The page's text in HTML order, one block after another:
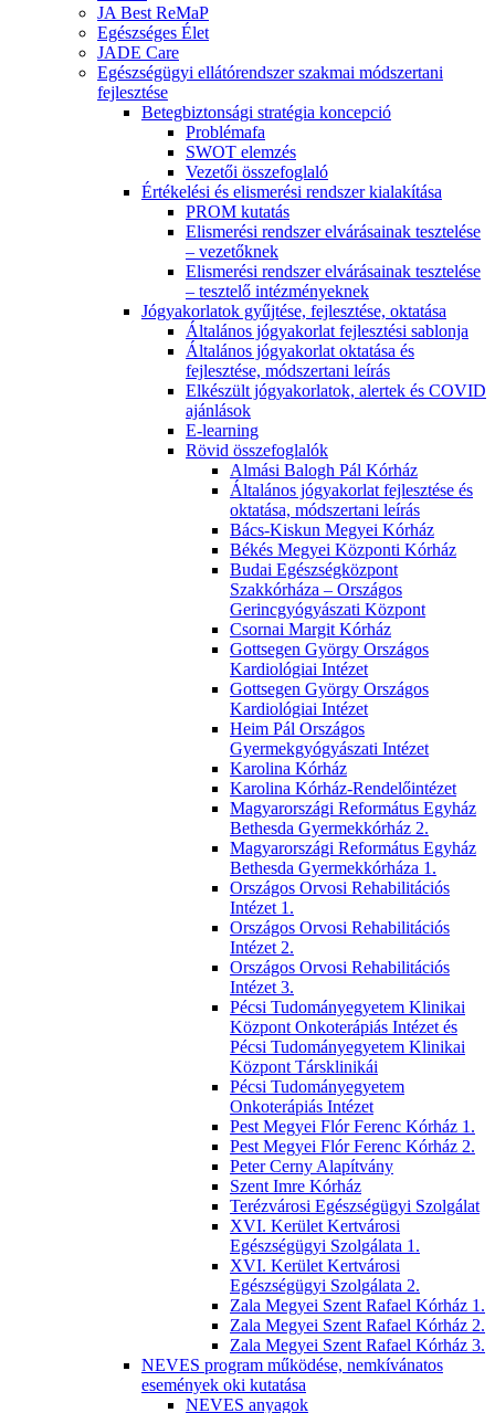
JA Best ReMaP
Egészséges Élet
JADE Care
Egészségügyi ellátórendszer szakmai módszertani
fejlesztése
Betegbiztonsági stratégia koncepció
Problémafa
SWOT elemzés
Vezetői összefoglaló
Értékelési és elismerési rendszer kialakítása
PROM kutatás
Elismerési rendszer elvárásainak tesztelése
– vezetőknek
Elismerési rendszer elvárásainak tesztelése
– tesztelő intézményeknek
Jógyakorlatok gyűjtése, fejlesztése, oktatása
Általános jógyakorlat fejlesztési sablonja
Általános jógyakorlat oktatása és
fejlesztése, módszertani leírás
Elkészült jógyakorlatok, alertek és COVID
ajánlások
E-learning
Rövid összefoglalók
Almási Balogh Pál Kórház
Általános jógyakorlat fejlesztése és
oktatása, módszertani leírás
Bács-Kiskun Megyei Kórház
Békés Megyei Központi Kórház
Budai Egészségközpont
Szakkórháza – Országos
Gerincgyógyászati Központ
Csornai Margit Kórház
Gottsegen György Országos
Kardiológiai Intézet
Gottsegen György Országos
Kardiológiai Intézet
Heim Pál Országos
Gyermekgyógyászati Intézet
Karolina Kórház
Karolina Kórház-Rendelőintézet
Magyarországi Református Egyház
Bethesda Gyermekkórház 2.
Magyarországi Református Egyház
Bethesda Gyermekkórháza 1.
Országos Orvosi Rehabilitációs
Intézet 1.
Országos Orvosi Rehabilitációs
Intézet 2.
Országos Orvosi Rehabilitációs
Intézet 3.
Pécsi Tudományegyetem Klinikai
Központ Onkoterápiás Intézet és
Pécsi Tudományegyetem Klinikai
Központ Társklinikái
Pécsi Tudományegyetem
Onkoterápiás Intézet
Pest Megyei Flór Ferenc Kórház 1.
Pest Megyei Flór Ferenc Kórház 2.
Peter Cerny Alapítvány
Szent Imre Kórház
Terézvárosi Egészségügyi Szolgálat
XVI. Kerület Kertvárosi
Egészségügyi Szolgálata 1.
XVI. Kerület Kertvárosi
Egészségügyi Szolgálata 2.
Zala Megyei Szent Rafael Kórház 1.
Zala Megyei Szent Rafael Kórház 2.
Zala Megyei Szent Rafael Kórház 3.
NEVES program működése, nemkívánatos
események oki kutatása
NEVES anyagok